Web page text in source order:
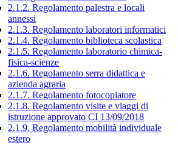
2.1.2. Regolamento palestra e locali
annessi
2.1.3. Regolamento laboratori informatici
2.1.4. Regolamento biblioteca scolastica
2.1.5. Regolamento laboratorio chimica-
fisica-scienze
2.1.6. Regolamento serra didattica e
azienda agraria
2.1.7. Regolamento fotocopiatore
2.1.8. Regolamento visite e viaggi di
istruzione approvato CI 13/09/2018
2.1.9. Regolamento mobilità individuale
estero